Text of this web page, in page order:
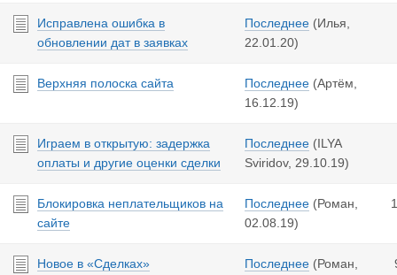
Исправлена ошибка в
обновлении дат в заявках
Последнее (Илья,
22.01.20)
Верхняя полоска сайта Последнее (Артём,
16.12.19)
Играем в открытую: задержка
оплаты и другие оценки сделки
Последнее (ILYA
Sviridov, 29.10.19)
Блокировка неплательщиков на
сайте
Последнее (Роман,
02.08.19)
Новое в «Сделках» Последнее (Роман,